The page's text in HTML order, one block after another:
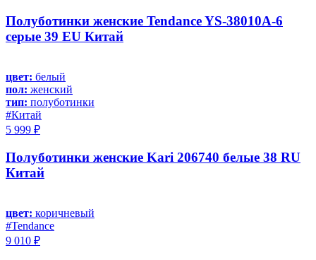
Полуботинки женские Tendance YS-38010A-6
серые 39 EU Китай
цвет: белый
пол: женский
тип: полуботинки
#Китай
5 999 ₽
Полуботинки женские Kari 206740 белые 38 RU
Китай
цвет: коричневый
#Tendance
9 010 ₽